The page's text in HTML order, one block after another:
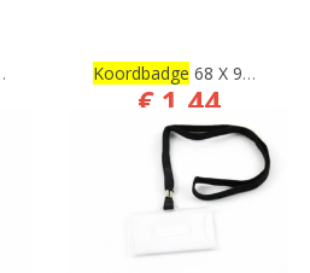
Koordbadge 68 X 91 Mm
€ 1,44
€ 1,19
BESTELLEN